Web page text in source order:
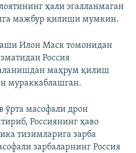
ҳали эгалланмаган
мажбур қилиши мумкин.
Илон Маск томонидан
Россия
маҳрум қилиш
мураккаблашган.
ўрта масофали дрон
Россиянинг ҳаво
тизимларига зарба
зарбаларнинг Россия